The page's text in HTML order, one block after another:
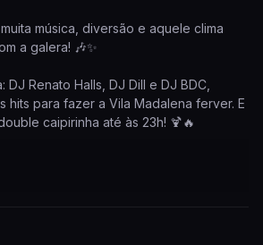
música, diversão e aquele clima
a galera! 🎶✨
DJ Renato Halls, DJ Dill e DJ BDC,
hits para fazer a Vila Madalena ferver. E
caipirinha até às 23h! 🍹🔥
viver mais uma noite inesquecível